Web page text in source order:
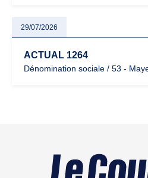
29/07/2026
ACTUAL 1264
Dénomination sociale / 53 -